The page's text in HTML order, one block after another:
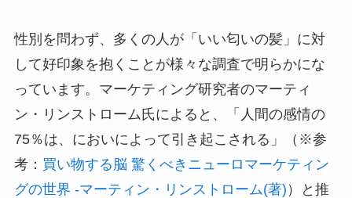
性別を問わず、多くの人が「いい匂いの髪」に対
して好印象を抱くことが様々な調査で明らかにな
っています。マーケティング研究者のマーティ
ン・リンストローム氏によると、「人間の感情の
75％は、においによって引き起こされる」（※参
考： 買い物する脳 驚くべきニューロマーケティン
グの世界 -マーティン・リンストローム(著) ）と推